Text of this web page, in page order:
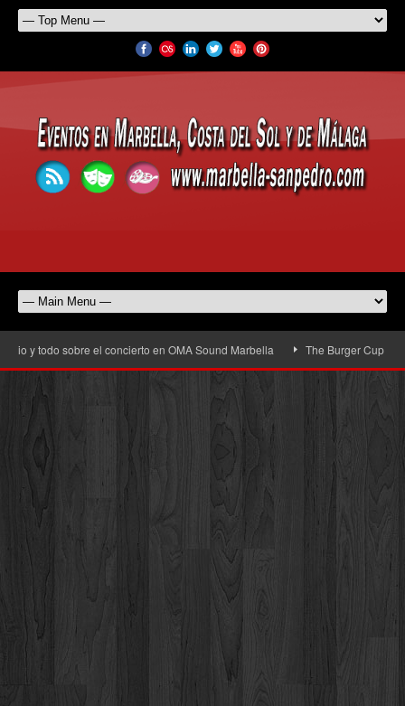
y todo sobre el concierto en OMA Sound Marbella The Burger Cup llega